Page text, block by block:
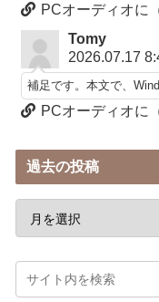
PCオーディオに
Tomy
2026.07.17
補足です。本文で、
PCオーディオに
過去の投稿